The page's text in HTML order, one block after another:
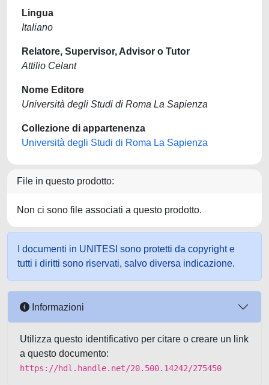
Lingua
Italiano
Relatore, Supervisor, Advisor o Tutor
Attilio Celant
Nome Editore
Università degli Studi di Roma La Sapienza
Collezione di appartenenza
Università degli Studi di Roma La Sapienza
File in questo prodotto:
Non ci sono file associati a questo prodotto.
I documenti in UNITESI sono protetti da copyright e
tutti i diritti sono riservati, salvo diversa indicazione.
Informazioni
Utilizza questo identificativo per citare o creare un link
a questo documento:
https://hdl.handle.net/20.500.14242/275450